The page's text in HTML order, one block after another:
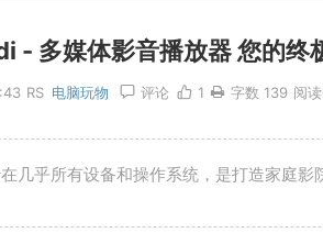
- 多媒体影音播放器 您的终
RS 电脑玩物 评论 1 字数 139 阅
几乎所有设备和操作系统，是打造家庭